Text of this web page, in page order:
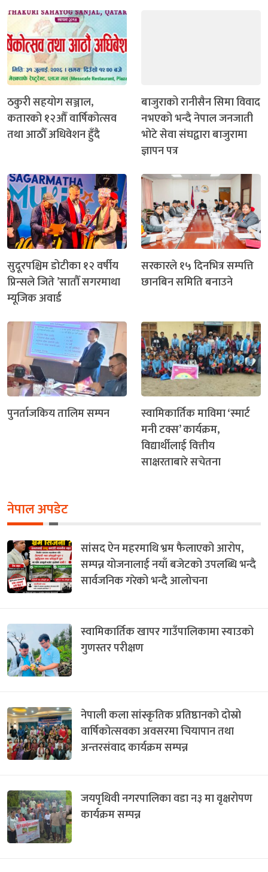
ठकुरी सहयोग सञ्जाल,
कतारको १२औँ वार्षिकोत्सव
तथा आठौँ अधिवेशन हुँदै
बाजुराको रानीसैन सिमा विवाद
नभएको भन्दै नेपाल जनजाती
भोटे सेवा संघद्वारा बाजुरामा
ज्ञापन पत्र
सुदूरपश्चिम डोटीका १२ वर्षीय
प्रिन्सले जिते ’सातौँ सगरमाथा
म्यूजिक अवार्ड
सरकारले १५ दिनभित्र सम्पत्ति
छानबिन समिति बनाउने
पुनर्ताजकिय तालिम सम्पन
स्वामिकार्तिक माविमा ‘स्मार्ट
मनी टक्स’ कार्यक्रम,
विद्यार्थीलाई वित्तीय
साक्षरताबारे सचेतना
नेपाल अपडेट
सांसद ऐन महरमाथि भ्रम फैलाएको आरोप,
सम्पन्न योजनालाई नयाँ बजेटको उपलब्धि भन्दै
सार्वजनिक गरेको भन्दै आलोचना
स्वामिकार्तिक खापर गाउँपालिकामा स्याउको
गुणस्तर परीक्षण
नेपाली कला सांस्कृतिक प्रतिष्ठानको दोस्रो
वार्षिकोत्सवका अवसरमा चियापान तथा
अन्तरसंवाद कार्यक्रम सम्पन्न
जयपृथिवी नगरपालिका वडा न३ मा वृक्षरोपण
कार्यक्रम सम्पन्न